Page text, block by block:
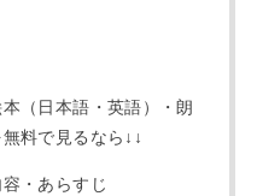
（日本語・英語）・朗
料で見るなら↓↓
・あらすじ